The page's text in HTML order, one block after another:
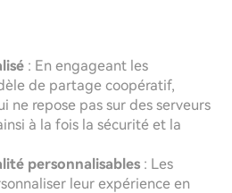
: En engageant les
de partage coopératif,
ne repose pas sur des serveurs
à la fois la sécurité et la
personnalisables : Les
leur expérience en